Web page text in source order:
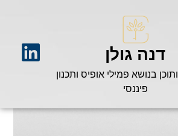
דנה גולן
בנושא פמילי אופיס ותכנון
פיננסי